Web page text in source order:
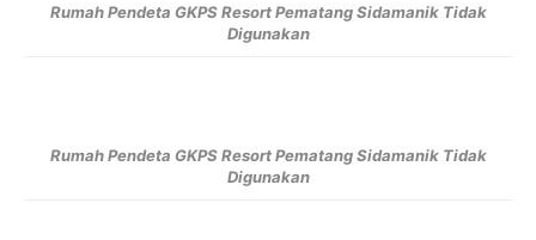
Rumah Pendeta GKPS Resort Pematang Sidamanik Tidak
Digunakan
Rumah Pendeta GKPS Resort Pematang Sidamanik Tidak
Digunakan